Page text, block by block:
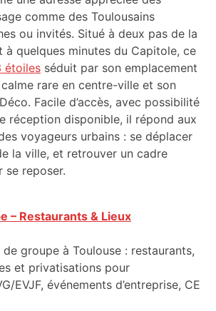
comme des Toulousains
ou invités. Situé à deux pas de la
à quelques minutes du Capitole, ce
étoiles séduit par son emplacement
rare en centre-ville et son
Facile d’accès, avec possibilité
réception disponible, il répond aux
voyageurs urbains : se déplacer
la ville, et retrouver un cadre
reposer.
– Restaurants & Lieux
de groupe à Toulouse : restaurants,
et privatisations pour
EVJF, événements d’entreprise, CE